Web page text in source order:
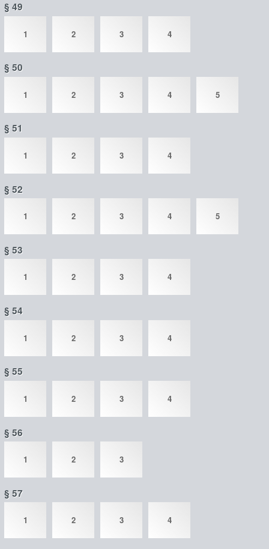
§ 49
1 2 3 4
§ 50
1 2 3 4 5
§ 51
1 2 3 4
§ 52
1 2 3 4 5
§ 53
1 2 3 4
§ 54
1 2 3 4
§ 55
1 2 3 4
§ 56
1 2 3
§ 57
1 2 3 4